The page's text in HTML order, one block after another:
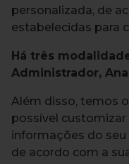
personalizada, de
estabelecidas para
Há três
Administrador,
Além disso, temos o
possível customizar
informações do
de acordo com a